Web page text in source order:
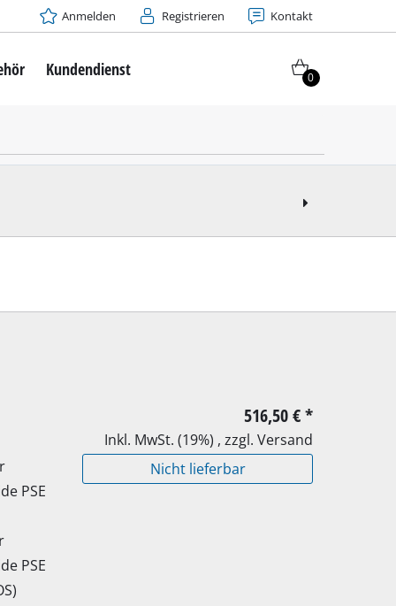
Anmelden Registrieren Kontakt
Kundendienst 0
PSE
PSE
516,50 €*
Inkl. MwSt. (19%) , zzgl. Versand
Nicht lieferbar